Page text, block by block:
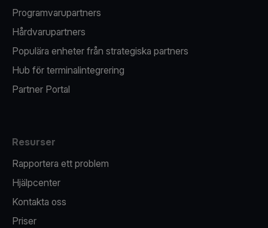
Programvarupartners
Hårdvarupartners
Populära enheter från strategiska partners
Hub för terminalintegrering
Partner Portal
Resurser
Rapportera ett problem
Hjälpcenter
Kontakta oss
Priser